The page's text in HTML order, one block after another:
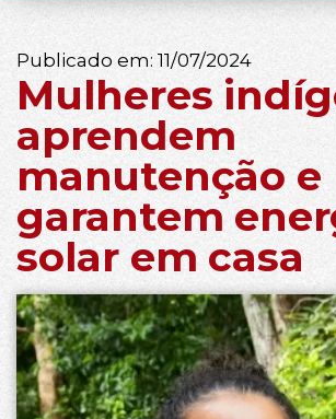
Publicado em: 11/07/2024
Mulheres
aprendem
manutenção e
garantem
solar em casa